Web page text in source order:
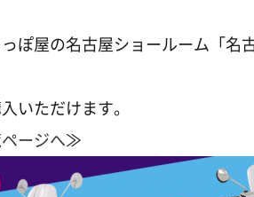
ぽ屋の名古屋ショールーム「名
いただけます。
ージへ≫